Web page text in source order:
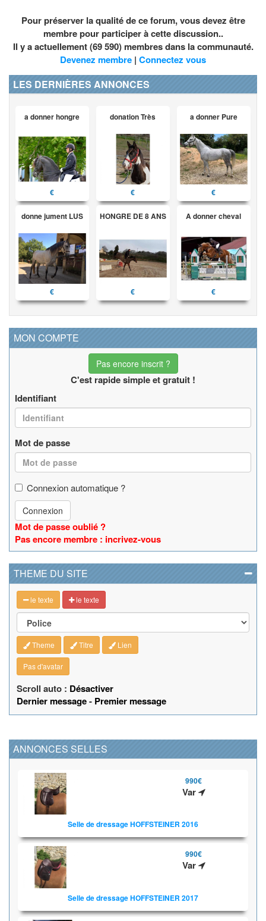
Pour préserver la qualité de ce forum, vous devez être
membre pour participer à cette discussion..
Il y a actuellement (69 590) membres dans la communauté.
Devenez membre | Connectez vous
LES DERNIÈRES ANNONCES
a donner hongre
€
donation Très
€
a donner Pure
€
donne jument LUS
€
HONGRE DE 8 ANS
€
A donner cheval
€
MON COMPTE
Pas encore inscrit ?
C'est rapide simple et gratuit !
Identifiant
Mot de passe
Connexion automatique ?
Connexion
Mot de passe oublié ?
Pas encore membre : incrivez-vous
THEME DU SITE
le texte le texte
Theme Titre Lien
Pas d'avatar
Scroll auto : Désactiver
Dernier message- Premier message
ANNONCES SELLES
990€
Var
Selle de dressage HOFFSTEINER 2016
990€
Var
Selle de dressage HOFFSTEINER 2017